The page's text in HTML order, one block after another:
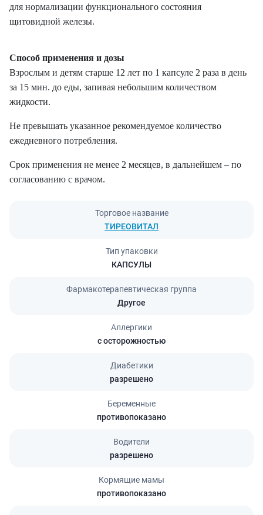
для нормализации функционального состояния
щитовидной железы.
Способ применения и дозы
Взрослым и детям старше 12 лет по 1 капсуле 2 раза в день
за 15 мин. до еды, запивая небольшим количеством
жидкости.
Не превышать указанное рекомендуемое количество
ежедневного потребления.
Срок применения не менее 2 месяцев, в дальнейшем – по
согласованию с врачом.
Торговое название
ТИРЕОВИТАЛ
Тип упаковки
КАПСУЛЫ
Фармакотерапевтическая группа
Другое
Аллергики
с осторожностью
Диабетики
разрешено
Беременные
противопоказано
Водители
разрешено
Кормящие мамы
противопоказано